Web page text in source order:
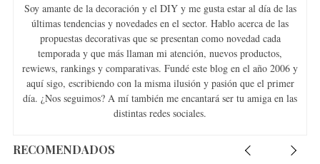
Soy amante de la decoración y el DIY y me gusta estar al día de las
últimas tendencias y novedades en el sector. Hablo acerca de las
propuestas decorativas que se presentan como novedad cada
temporada y que más llaman mi atención, nuevos productos,
rewiews, rankings y comparativas. Fundé este blog en el año 2006 y
aquí sigo, escribiendo con la misma ilusión y pasión que el primer
día. ¿Nos seguimos? A mí también me encantará ser tu amiga en las
distintas redes sociales.
RECOMENDADOS